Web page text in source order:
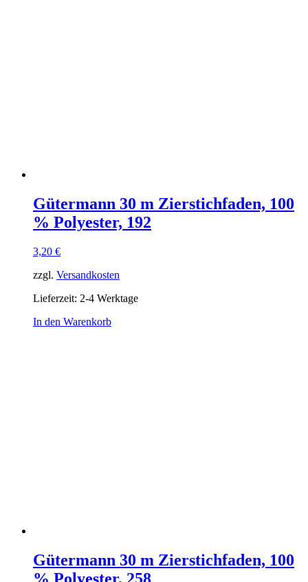
Gütermann 30 m Zierstichfaden, 100
% Polyester, 192
3,20 €
zzgl. Versandkosten
Lieferzeit: 2-4 Werktage
In den Warenkorb
Gütermann 30 m Zierstichfaden, 100